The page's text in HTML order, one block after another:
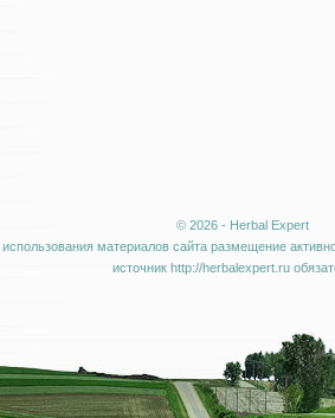
© 2026 - Herbal Expert
материалов сайта размещение
источник http://herbalexpert.ru